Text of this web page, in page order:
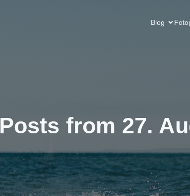
Blog
Posts from 27.